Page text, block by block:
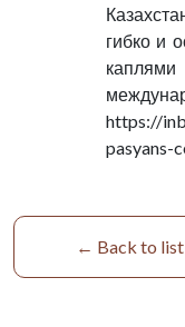
← Back to list